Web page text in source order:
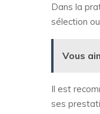
Dans la
sélection
Vous
Il est
ses